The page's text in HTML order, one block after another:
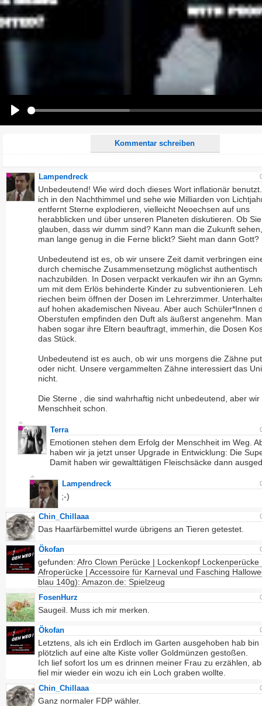
Kommentar schreiben
E-Mail-Adresse (optional):
Kommentar:
Alle HTML-Tags außer <br>, <strike> und <i> werden aus Deinem Kommentar entfernt.
Ich möchte eine E-Mail, wenn auf dieser Seite weitere Kommentare erscheinen.
Lampendreck
Unbedeutend! Wie wird doch dieses Wort inflationär
ich in den Nachthimmel und sehe wie Milliarden von
entfernt Sterne explodieren, vielleicht Neoechsen auf uns
herabblicken und über unseren Planeten diskutieren. Ob
glauben, dass wir dumm sind? Kann man die Zukunft
man lange genug in die Ferne blickt? Sieht man dann Gott?
Unbedeutend ist es, ob wir unsere Zeit damit verbringen
durch chemische Zusammensetzung möglichst authentisch
nachzubilden. In Dosen verpackt verkaufen wir ihn an
um mit dem Erlös behinderte Kinder zu subventionieren.
riechen beim öffnen der Dosen im Lehrerzimmer.
auf hohen akademischen Niveau. Aber auch Schüler*Innen
Oberstufen empfinden den Duft als äußerst angenehm.
haben sogar ihre Eltern beauftragt, immerhin, die Dosen
das Stück.
Unbedeutend ist es auch, ob wir uns morgens die Zähne
oder nicht. Unsere vergammelten Zähne interessiert das
nicht.
Die Sterne , die sind wahrhaftig nicht unbedeutend, aber wir
Menschheit schon.
Terra
Emotionen stehen dem Erfolg der Menschheit im Weg.
haben wir ja jetzt unser Upgrade in Entwicklung: Die
Damit haben wir gewalttätigen Fleischsäcke dann
Lampendreck
;-)
Chin_Chillaaa
Das Haarfärbemittel wurde übrigens an Tieren getestet.
Ökofan
gefunden: Afro Clown Perücke | Lockenkopf Lockenperücke
Afroperücke | Accessoire für Karneval und Fasching
blau 140g): Amazon.de: Spielzeug
FosenHurz
Saugeil. Muss ich mir merken.
Ökofan
Letztens, als ich ein Erdloch im Garten ausgehoben hab bin
plötzlich auf eine alte Kiste voller Goldmünzen gestoßen.
Ich lief sofort los um es drinnen meiner Frau zu erzählen,
fiel mir wieder ein wozu ich ein Loch graben wollte.
Chin_Chillaaa
Ganz normaler FDP wähler.